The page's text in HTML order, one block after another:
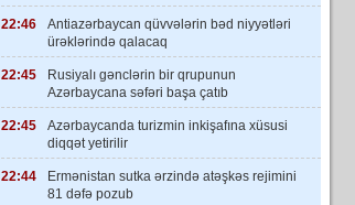
22:46
Antiazərbaycan qüvvələrin bəd niyyətləri
ürəklərində qalacaq
22:45
Rusiyalı gənclərin bir qrupunun
Azərbaycana səfəri başa çatıb
22:45
Azərbaycanda turizmin inkişafına xüsusi
diqqət yetirilir
22:44
Ermənistan sutka ərzində atəşkəs rejimini
81 dəfə pozub